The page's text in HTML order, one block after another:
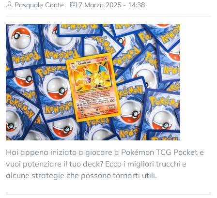
Pasquale Conte 7 Marzo 2025 - 14:38
Hai appena iniziato a giocare a Pokémon TCG Pocket e
vuoi potenziare il tuo deck? Ecco i migliori trucchi e
alcune strategie che possono tornarti utili.